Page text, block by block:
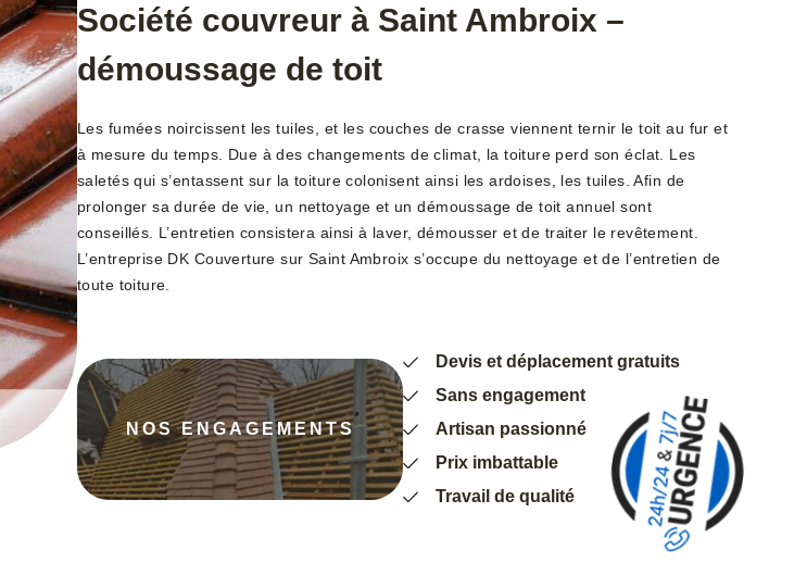
Société couvreur à Saint Ambroix –
démoussage de toit
Les fumées noircissent les tuiles, et les couches de crasse viennent ternir le toit au fur et
à mesure du temps. Due à des changements de climat, la toiture perd son éclat. Les
saletés qui s’entassent sur la toiture colonisent ainsi les ardoises, les tuiles. Afin de
prolonger sa durée de vie, un nettoyage et un démoussage de toit annuel sont
conseillés. L’entretien consistera ainsi à laver, démousser et de traiter le revêtement.
L’entreprise DK Couverture sur Saint Ambroix s’occupe du nettoyage et de l’entretien de
toute toiture.
NOS ENGAGEMENTS
Devis et déplacement gratuits
Sans engagement
Artisan passionné
Prix imbattable
Travail de qualité